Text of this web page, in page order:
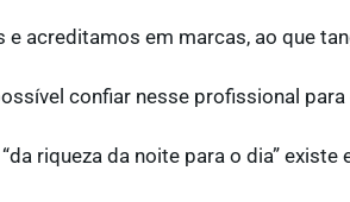
acreditamos em marcas, ao que
confiar nesse profissional
riqueza da noite para o dia”